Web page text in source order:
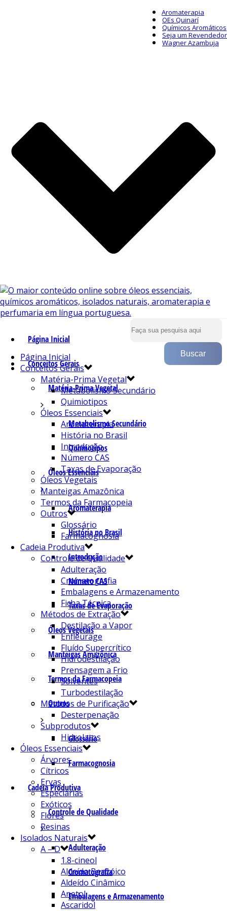
Aromaterapia
OEs Quinarí
Químicos Aromáticos
Seja um Revendedor
Wagner Azambuja
Página Inicial
Conceitos Gerais
Matéria-Prima Vegetal
Metabolismo Secundário
Quimiotipos
Óleos Essenciais
Aromaterapia
História no Brasil
Introdução
Número CAS
Taxas de Evaporação
Óleos Vegetais
Manteigas Amazônica
Termos da Farmacopeia
Outros
Glossário
Farmacognosia
Cadeia Produtiva
Controle de Qualidade
Adulteração
Cromatografia
Embalagens e Armazenamento
Página Inicial
Conceitos Gerais
Matéria-Prima Vegetal
Metabolismo Secundário
Quimiotipos
Óleos Essenciais
Aromaterapia
História no Brasil
Introdução
Número CAS
Taxas de Evaporação
Óleos Vegetais
Manteigas Amazônica
Termos da Farmacopeia
Outros
Glossário
Farmacognosia
Cadeia Produtiva
Controle de Qualidade
Adulteração
Cromatografia
Embalagens e Armazenamento
Ficha Técnica
Métodos de Extração
Destilação a Vapor
Enfleurage
Fluído Supercrítico
Hidrodestilação
Prensagem a Frio
Solventes
Turbodestilação
Métodos de Purificação
Desterpenação
Subprodutos
Hidrolatos
Óleos Essenciais
Árvores
Cítricos
Ervas
Especiarias
Exóticos
Flores
Resinas
Isolados Naturais
A – D
1.8-cineol
Aldeído Benzóico
Aldeído Cinâmico
Anetol
Ascaridol